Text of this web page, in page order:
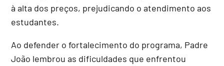
à alta dos preços, prejudicando o atendimento aos
estudantes.
Ao defender o fortalecimento do programa, Padre
João lembrou as dificuldades que enfrentou